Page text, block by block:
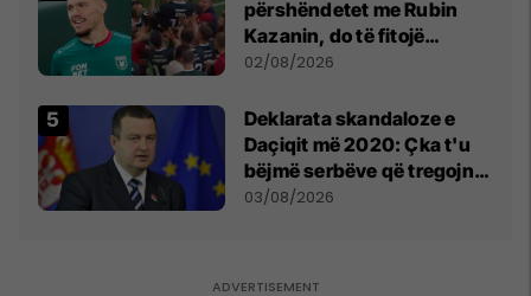
përshëndetet me Rubin
Kazanin, do të fitojë
miliona te Spartak Moska
02/08/2026
​Deklarata skandaloze e
Daçiqit më 2020: Çka t'u
bëjmë serbëve që tregojnë
ku janë varrosur shqiptarët
03/08/2026